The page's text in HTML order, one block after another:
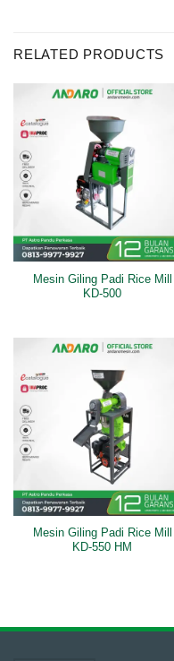
RELATED PRODUCTS
Mesin Giling Padi Rice Mill
KD-500
Mesin Giling Padi Rice Mill
KD-550 HM